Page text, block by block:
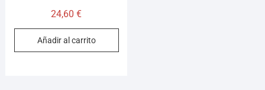
24,60€
Añadir al carrito